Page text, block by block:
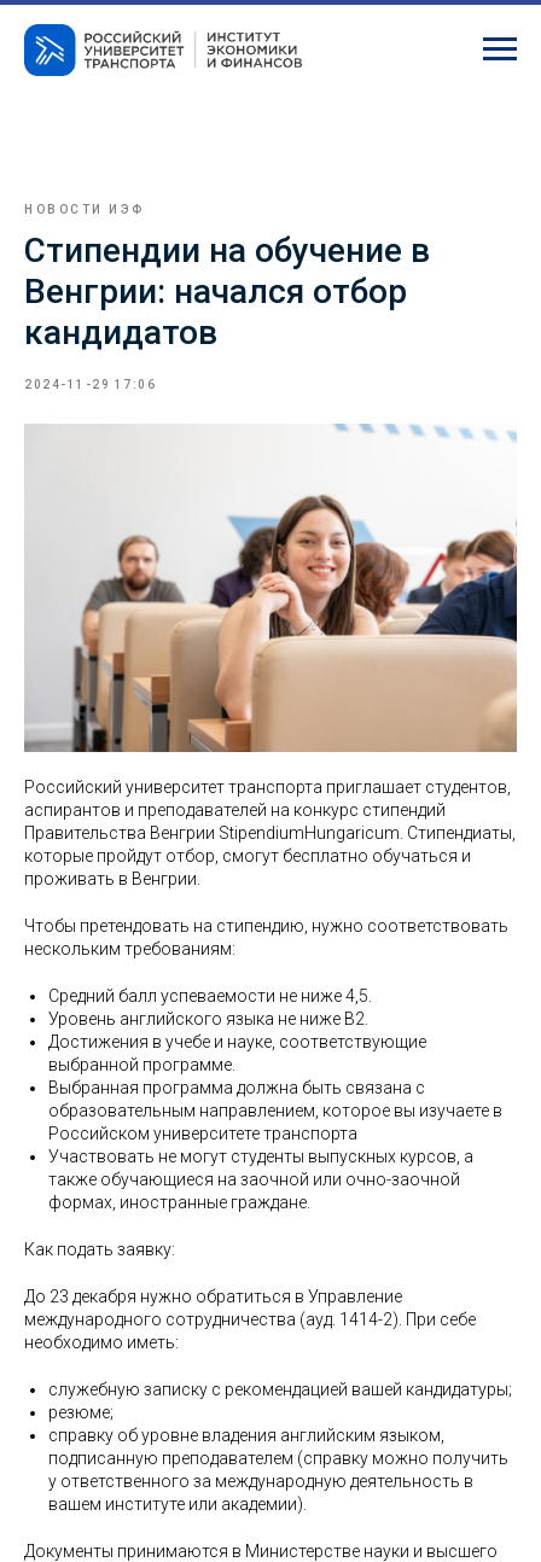
НОВОСТИ ИЭФ
Стипендии на обучение в
Венгрии: начался отбор
кандидатов
2024-11-29 17:06
Российский университет транспорта приглашает студентов,
аспирантов и преподавателей на конкурс стипендий
Правительства Венгрии StipendiumHungaricum. Стипендиаты,
которые пройдут отбор, смогут бесплатно обучаться и
проживать в Венгрии.
Чтобы претендовать на стипендию, нужно соответствовать
нескольким требованиям:
Средний балл успеваемости не ниже 4,5.
Уровень английского языка не ниже B2.
Достижения в учебе и науке, соответствующие
выбранной программе.
Выбранная программа должна быть связана с
образовательным направлением, которое вы изучаете в
Российском университете транспорта
Участвовать не могут студенты выпускных курсов, а
также обучающиеся на заочной или очно-заочной
формах, иностранные граждане.
Как подать заявку:
До 23 декабря нужно обратиться в Управление
международного сотрудничества (ауд. 1414-2). При себе
необходимо иметь:
служебную записку с рекомендацией вашей кандидатуры;
резюме;
справку об уровне владения английским языком,
подписанную преподавателем (справку можно получить
у ответственного за международную деятельность в
вашем институте или академии).
Документы принимаются в Министерстве науки и высшего